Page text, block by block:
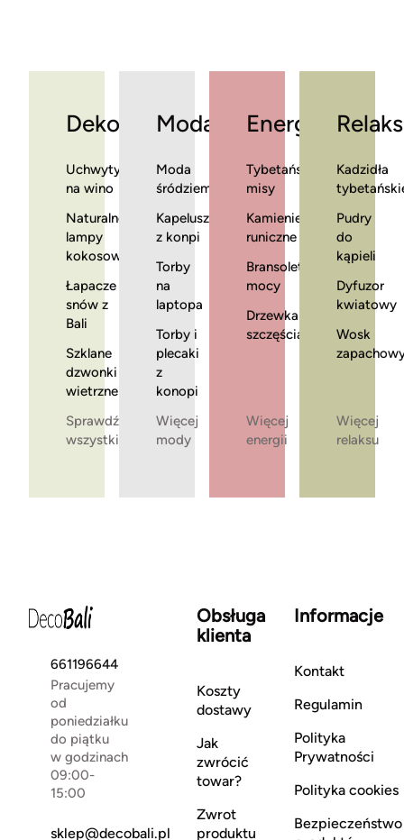
Dekoracje
Uchwyty
na wino
Naturalne
lampy
kokosowe
Łapacze
snów z
Bali
Szklane
dzwonki
wietrzne
Sprawdź
wszystkie
Moda
Moda
śródziemnomorska
Kapelusze
z konpi
Torby
na
laptopa
Torby i
plecaki
z
konopi
Więcej
mody
Energia
Tybetańskie
misy
Kamienie
runiczne
Bransoletki
mocy
Drzewka
szczęścia
Więcej
energii
Relaks
Kadzidła
Pudry
do
kąpieli
Dyfuzor
kwiatowy
Wosk
Więcej
relaksu
661196644
Pracujemy
od
poniedziałku
do piątku
w godzinach
09:00-
15:00
sklep@decobali.pl
Obsługa
klienta
Koszty
dostawy
Jak
zwrócić
towar?
Zwrot
produktu
Informacje
Kontakt
Regulamin
Polityka
Prywatności
Polityka cookies
Bezpieczeństwo